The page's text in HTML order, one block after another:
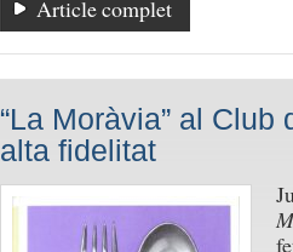
Article complet
“La Moràvia” al
alta fidelitat